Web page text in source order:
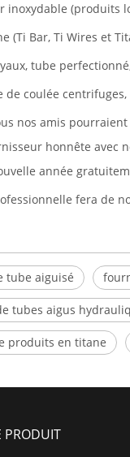
inoxydable (produits
(Ti Bar, Ti Wires et
tube
de coulée
nos amis
honnête avec
année
fera de
tube aiguisé
tubes aigus
produits en titane
PRODUIT